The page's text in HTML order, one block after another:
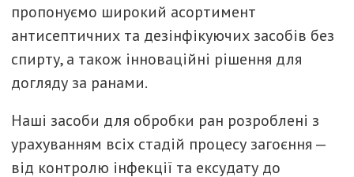
пропонуємо широкий асортимент
антисептичних та дезінфікуючих засобів без
спирту, а також інноваційні рішення для
догляду за ранами.
Наші засоби для обробки ран розроблені з
урахуванням всіх стадій процесу загоєння —
від контролю інфекції та ексудату до